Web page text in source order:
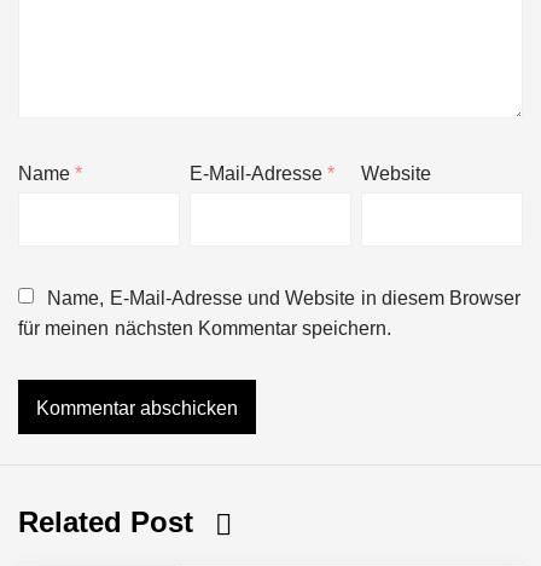
Name* E-Mail-Adresse* Website
Name, E-Mail-Adresse und Website in diesem Browser
für meinen nächsten Kommentar speichern.
Related Post